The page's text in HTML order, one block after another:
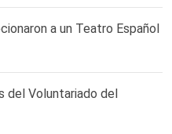
a un Teatro Español
del Voluntariado del